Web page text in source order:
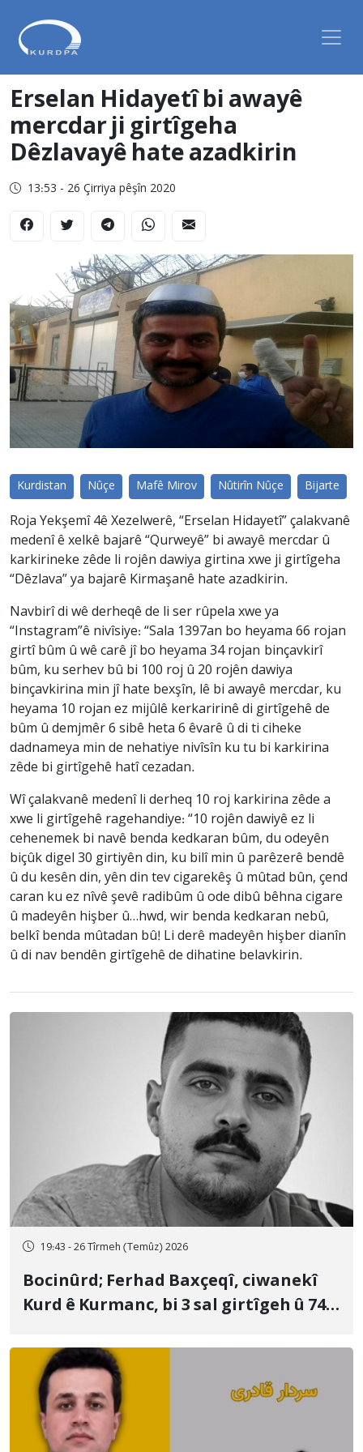
Erselan Hidayetî bi awayê
mercdar ji girtîgeha
Dêzlavayê hate azadkirin
13:53 - 26 Çirriya pêşîn 2020
Kurdistan Nûçe Mafê Mirov Nûtirîn Nûçe Bijarte
Roja Yekşemî 4ê Xezelwerê, “Erselan Hidayetî” çalakvanê
medenî ê xelkê bajarê “Qurweyê” bi awayê mercdar û
karkirineke zêde li rojên dawiya girtina xwe ji girtîgeha
“Dêzlava” ya bajarê Kirmaşanê hate azadkirin.
Navbirî di wê derheqê de li ser rûpela xwe ya
“Instagram”ê nivîsiye: “Sala 1397an bo heyama 66 rojan
girtî bûm û wê carê jî bo heyama 34 rojan binçavkirî
bûm, ku serhev bû bi 100 roj û 20 rojên dawiya
binçavkirina min jî hate bexşîn, lê bi awayê mercdar, ku
heyama 10 rojan ez mijûlê kerkaririnê di girtîgehê de
bûm û demjmêr 6 sibê heta 6 êvarê û di ti ciheke
dadnameya min de nehatiye nivîsîn ku tu bi karkirina
zêde bi girtîgehê hatî cezadan.
Wî çalakvanê medenî li derheq 10 roj karkirina zêde a
xwe li girtîgehê ragehandiye: “10 rojên dawiyê ez li
cehenemek bi navê benda kedkaran bûm, du odeyên
biçûk digel 30 girtiyên din, ku bilî min û parêzerê bendê
û du kesên din, yên din tev cigarekêş û mûtad bûn, çend
caran ku ez nîvê şevê radibûm û ode dibû bêhna cigare
û madeyên hişber û…hwd, wir benda kedkaran nebû,
belkî benda mûtadan bû! Li derê madeyên hişber dianîn
û di nav bendên girtîgehê de dihatine belavkirin.
19:43 - 26 Tîrmeh (Temûz) 2026
Bocinûrd; Ferhad Baxçeqî, ciwanekî
Kurd ê Kurmanc, bi 3 sal girtîgeh û 74